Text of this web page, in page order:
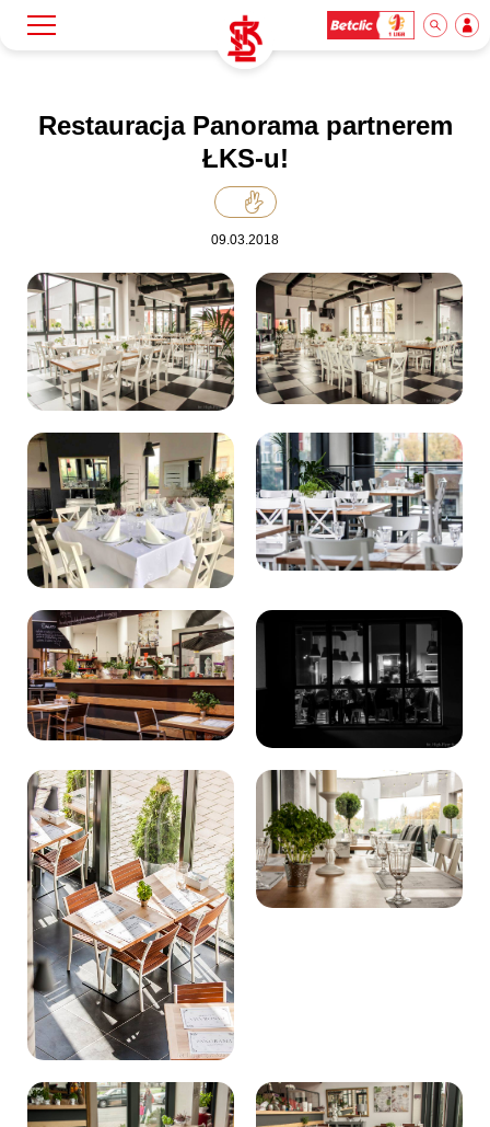
Akademia
Biznes
Dla mediów
Kibice
SKLEP KUP BILET
Restauracja Panorama partnerem
ŁKS-u!
09.03.2018